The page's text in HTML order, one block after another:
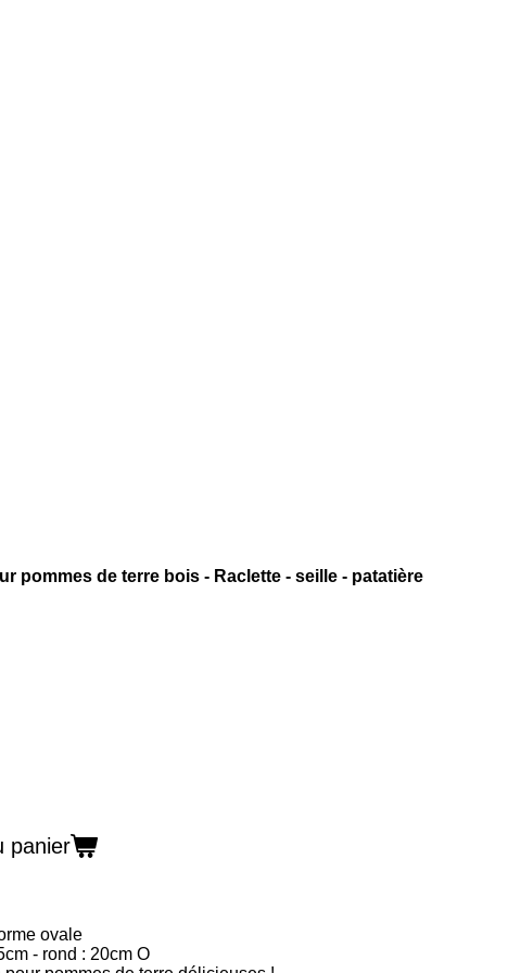
pommes de terre bois - Raclette - seille - patatière
panier
ovale
- rond : 20cm O